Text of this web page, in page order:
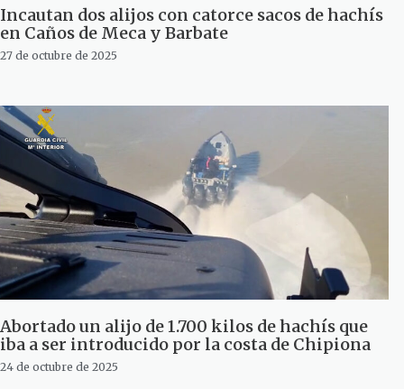
Incautan dos alijos con catorce sacos de hachís
en Caños de Meca y Barbate
27 de octubre de 2025
Abortado un alijo de 1.700 kilos de hachís que
iba a ser introducido por la costa de Chipiona
24 de octubre de 2025